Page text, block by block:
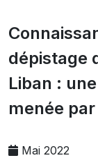
dépistage
Liban :
menée
Mai 2022